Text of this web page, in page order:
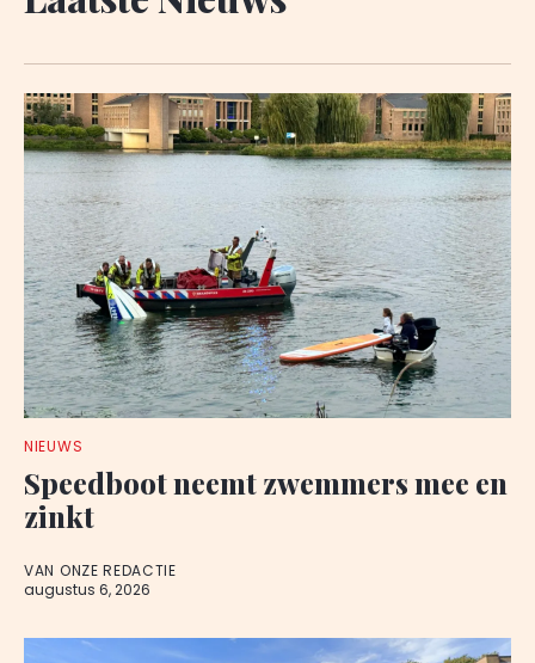
NIEUWS
Speedboot neemt zwemmers mee en
zinkt
VAN ONZE REDACTIE
augustus 6, 2026